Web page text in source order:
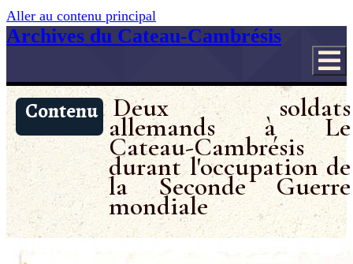
Aller au contenu principal
Archives du Cateau-Cambrésis
Contenu Deux soldats
allemands à Le
Cateau-Cambrésis
durant l'occupation de
la Seconde Guerre
mondiale